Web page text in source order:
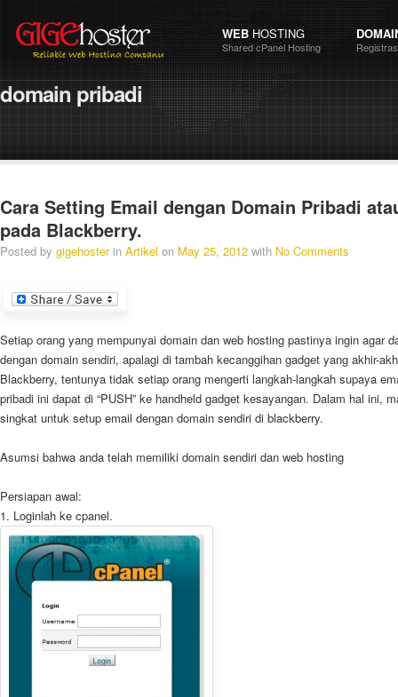
WEBHOSTING
Shared cPanel Hosting
domain pribadi
Cara Setting Email dengan Domain Pribadi
pada Blackberry.
Posted by gigehosterin Artikel on May 25, 2012 with No Comments
Setiap orang yang mempunyai domain dan web hosting pastinya ingin agar
dengan domain sendiri, apalagi di tambah kecanggihan gadget yang akhir-
Blackberry, tentunya tidak setiap orang mengerti langkah-langkah supaya
pribadi ini dapat di “PUSH” ke handheld gadget kesayangan. Dalam hal ini,
singkat untuk setup email dengan domain sendiri di blackberry.
Asumsi bahwa anda telah memiliki domain sendiri dan web hosting
Persiapan awal:
1. Loginlah ke cpanel.